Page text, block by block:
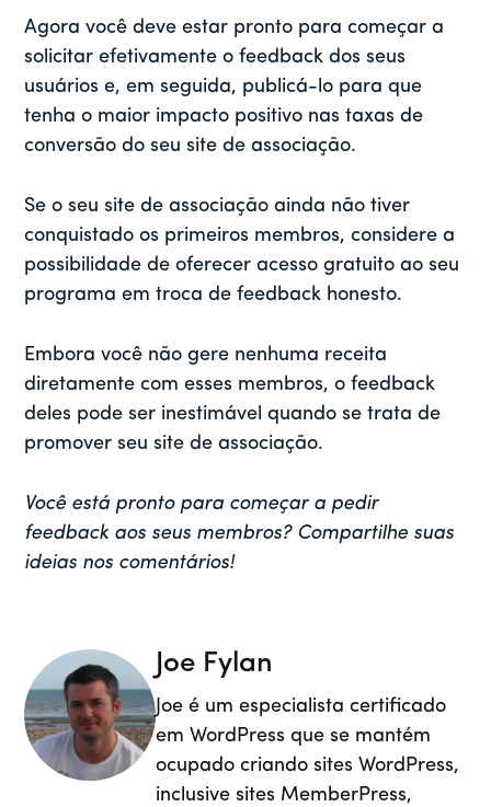
Agora você deve estar pronto para começar a
solicitar efetivamente o feedback dos seus
usuários e, em seguida, publicá-lo para que
tenha o maior impacto positivo nas taxas de
conversão do seu site de associação.
Se o seu site de associação ainda não tiver
conquistado os primeiros membros, considere a
possibilidade de oferecer acesso gratuito ao seu
programa em troca de feedback honesto.
Embora você não gere nenhuma receita
diretamente com esses membros, o feedback
deles pode ser inestimável quando se trata de
promover seu site de associação.
Você está pronto para começar a pedir
feedback aos seus membros? Compartilhe suas
ideias nos comentários!
Joe Fylan
Joe é um especialista certificado
em WordPress que se mantém
ocupado criando sites WordPress,
inclusive sites MemberPress,